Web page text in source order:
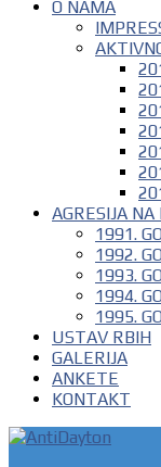
O NAMA
AGRESIJA NA
1991.
1992.
1993.
1994.
1995.
USTAV RBIH
GALERIJA
ANKETE
KONTAKT